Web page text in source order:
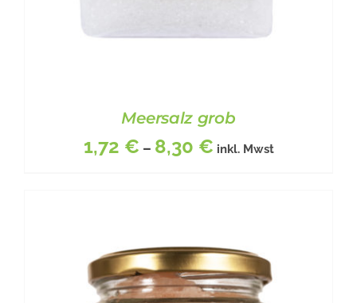
Meersalz grob
1,72 € – 8,30 € inkl. Mwst